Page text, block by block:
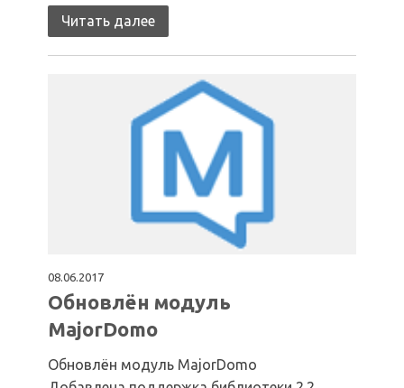
Читать далее
08.06.2017
Обновлён модуль
MajorDomo
Обновлён модуль MajorDomo